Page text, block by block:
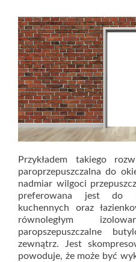
Przykładem takiego
paroprzepuszczalna do
nadmiar wilgoci
preferowana jest do
kuchennych oraz
równoległym
paropszepuszczalne
zewnątrz. Jest
powoduje, że może być